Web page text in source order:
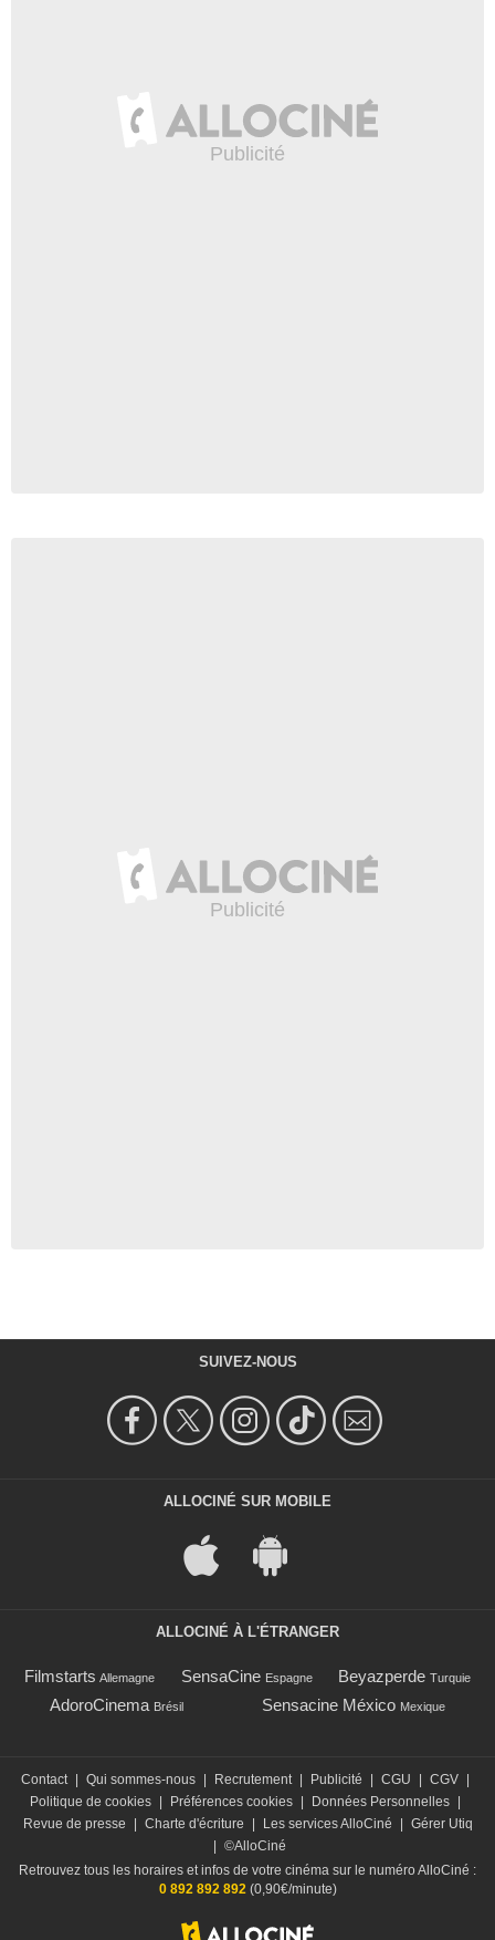
SUIVEZ-NOUS
ALLOCINÉ SUR MOBILE
ALLOCINÉ À L'ÉTRANGER
Filmstarts Allemagne SensaCine Espagne Beyazperde Turquie
AdoroCinema Brésil Sensacine México Mexique
Contact Qui sommes-nous Recrutement Publicité CGU CGV
Politique de cookies
Préférences cookies Données Personnelles
Revue de presse
Charte d'écriture Les services AlloCiné
Gérer Utiq
©AlloCiné
Retrouvez tous les horaires et infos de votre cinéma sur le numéro AlloCiné :
0 892 892 892(0,90€/minute)